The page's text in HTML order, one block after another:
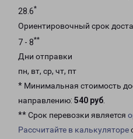
28.6*
Ориентировочный срок
7 - 8**
Дни отправки
пн, вт, ср, чт, пт
* Минимальная стоимость
направлению: 540 руб.
** Срок перевозки является
Рассчитайте в калькуляторе